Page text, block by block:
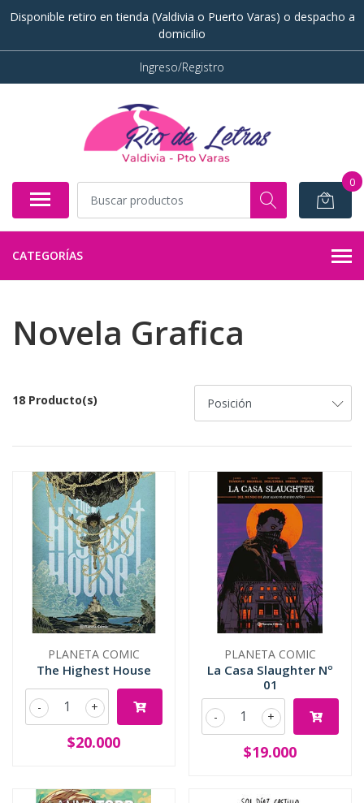
Disponible retiro en tienda (Valdivia o Puerto Varas) o despacho a
domicilio
Ingreso/Registro
0
CATEGORÍAS
Novela Grafica
18 Producto(s)
PLANETA COMIC
The Highest House
+
-
$20.000
PLANETA COMIC
La Casa Slaughter Nº
01
+
-
$19.000